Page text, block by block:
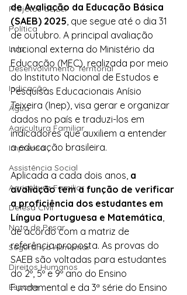
Projetos de Lei
Política
Lula
Desenvolvimento Territorial
Indicação
Água
Agricultura Familiar
Imprensa
Assistência Social
Agricultura Familiar
Defesa Civil
Nota de Pesar
Segurança Alimentar
Direitos Humanos
Esporte
de Avaliação da Educação Básica
(SAEB) 2025, que segue até o dia 31
de outubro. A principal avaliação
nacional externa do Ministério da
Educação (MEC), realizada por meio
do Instituto Nacional de Estudos e
Pesquisas Educacionais Anísio
Teixeira (Inep), visa gerar e organizar
dados no país e traduzi-los em
indicadores que auxiliem a entender
a educação brasileira.
Aplicada a cada dois anos, a
avaliação tem a função de verificar
a proficiência dos estudantes em
Língua Portuguesa e Matemática,
de acordo com a matriz de
referência proposta. As provas do
SAEB são voltadas para estudantes
do 2º, 5º e 9º ano do Ensino
Fundamental e da 3ª série do Ensino